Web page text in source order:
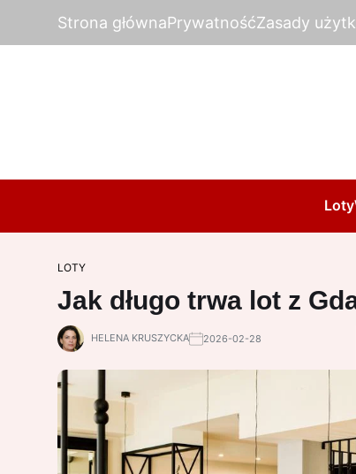
Strona głównaPrywatnośćZasady
Loty
LOTY
Jak długo trwa lot z
HELENA KRUSZYCKA 2026-02-28